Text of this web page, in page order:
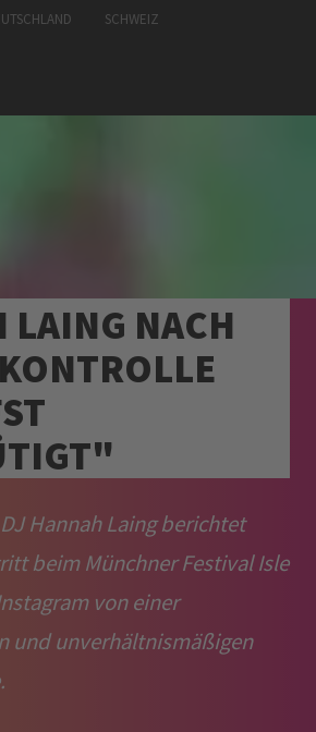
SCHWEIZ
LAING NACH
Hannah Laing berichtet
beim Münchner Festival Isle
von einer
und unverhältnismäßigen